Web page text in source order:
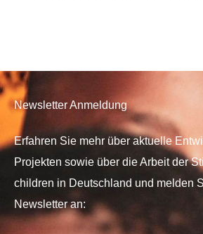
Newsletter Anmeldung
Erfahren Sie mehr über aktuelle
Projekten sowie über die Arbeit der
children in Deutschland und melden
Newsletter an: